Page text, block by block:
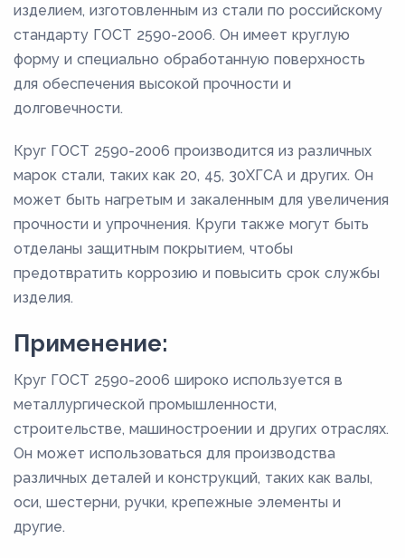
изделием, изготовленным из стали по российскому
стандарту ГОСТ 2590-2006. Он имеет круглую
форму и специально обработанную поверхность
для обеспечения высокой прочности и
долговечности.
Круг ГОСТ 2590-2006 производится из различных
марок стали, таких как 20, 45, 30ХГСА и других. Он
может быть нагретым и закаленным для увеличения
прочности и упрочнения. Круги также могут быть
отделаны защитным покрытием, чтобы
предотвратить коррозию и повысить срок службы
изделия.
Применение:
Круг ГОСТ 2590-2006 широко используется в
металлургической промышленности,
строительстве, машиностроении и других отраслях.
Он может использоваться для производства
различных деталей и конструкций, таких как валы,
оси, шестерни, ручки, крепежные элементы и
другие.